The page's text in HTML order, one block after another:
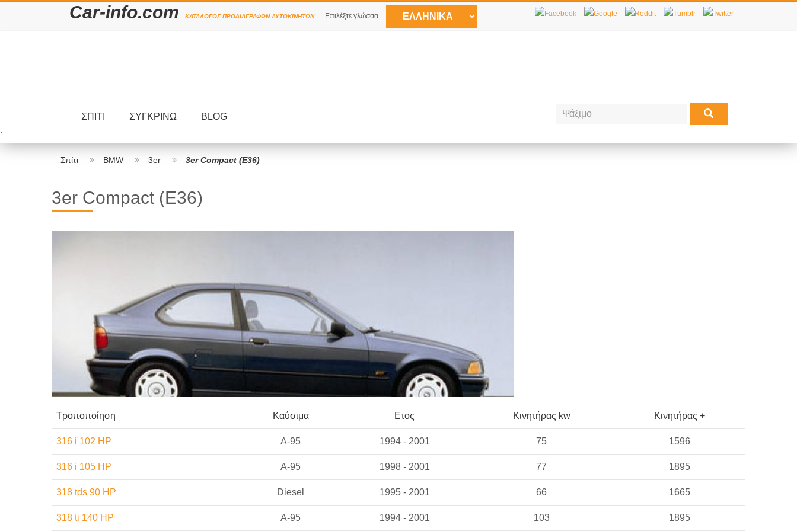
Car-info.com ΚΑΤΆΛΟΓΟΣ ΠΡΟΔΙΑΓΡΑΦΏΝ ΑΥΤΟΚΙΝΉΤΩΝ Επιλέξτε γλώσσα
ΣΠΊΤΙ ΣΥΓΚΡΊΝΩ
BLOG
`
Σπίτι BMW 3er 3er Compact (E36)
3er Compact (E36)
Τροποποίηση Καύσιμα Ετος Κινητήρας kw Κινητήρας +
316 i 102 HP A-95 1994 - 2001 75 1596
316 i 105 HP A-95 1998 - 2001 77 1895
318 tds 90 HP Diesel 1995 - 2001 66 1665
318 ti 140 HP A-95 1994 - 2001 103 1895